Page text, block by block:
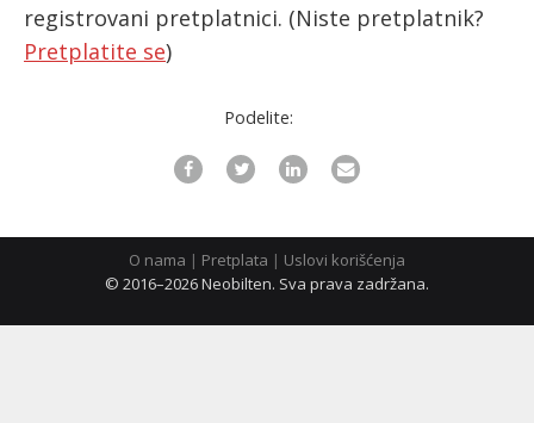
registrovani pretplatnici. (Niste pretplatnik?
Pretplatite se)
Podelite:
O nama | Pretplata | Uslovi korišćenja
© 2016–2026 Neobilten. Sva prava zadržana.